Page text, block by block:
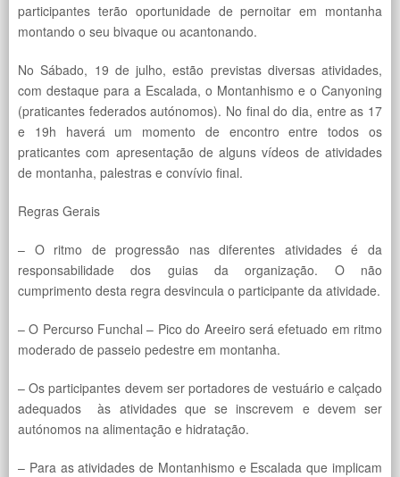
participantes terão oportunidade de pernoitar em montanha
montando o seu bivaque ou acantonando.
No Sábado, 19 de julho, estão previstas diversas atividades,
com destaque para a Escalada, o Montanhismo e o Canyoning
(praticantes federados autónomos). No final do dia, entre as 17
e 19h haverá um momento de encontro entre todos os
praticantes com apresentação de alguns vídeos de atividades
de montanha, palestras e convívio final.
Regras Gerais
– O ritmo de progressão nas diferentes atividades é da
responsabilidade dos guias da organização. O não
cumprimento desta regra desvincula o participante da atividade.
– O Percurso Funchal – Pico do Areeiro será efetuado em ritmo
moderado de passeio pedestre em montanha.
– Os participantes devem ser portadores de vestuário e calçado
adequados às atividades que se inscrevem e devem ser
autónomos na alimentação e hidratação.
– Para as atividades de Montanhismo e Escalada que implicam